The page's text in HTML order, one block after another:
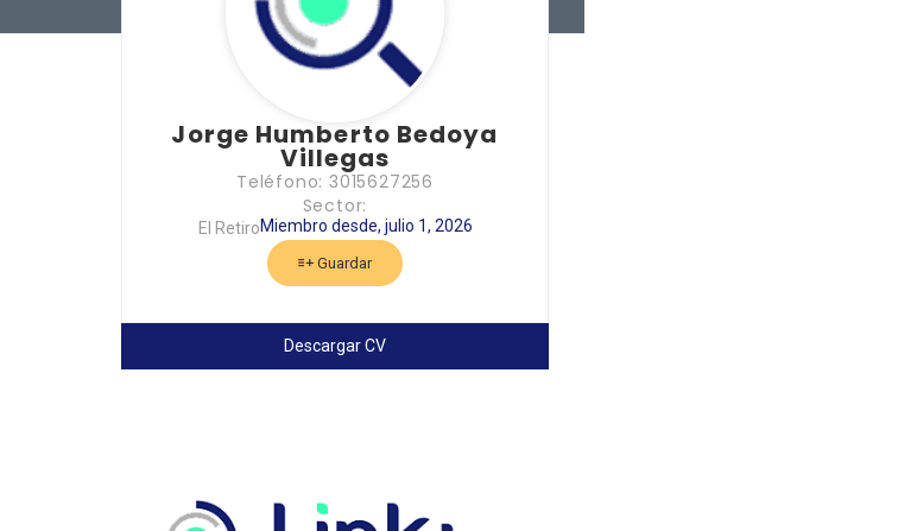
Jorge Humberto Bedoya
Villegas
Teléfono: 3015627256
Sector:
El RetiroMiembro desde, julio 1, 2026
Guardar
Descargar CV